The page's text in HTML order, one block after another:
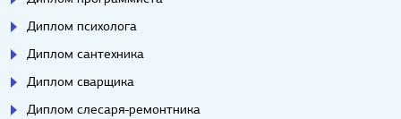
Диплом психолога
Диплом сантехника
Диплом сварщика
Диплом слесаря-ремонтника